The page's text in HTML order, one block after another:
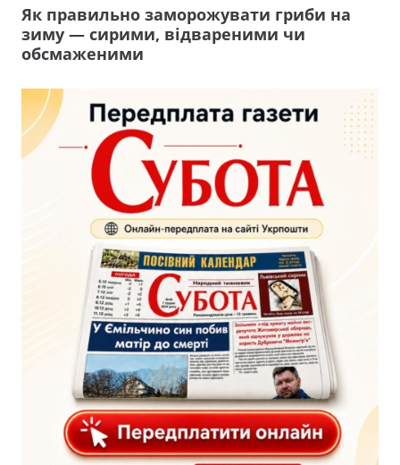
Як правильно заморожувати гриби на
зиму — сирими, відвареними чи
обсмаженими